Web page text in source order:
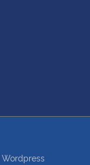
Wordpress